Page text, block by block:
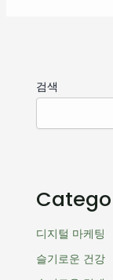
검색
디지털 마케팅
슬기로운 건강